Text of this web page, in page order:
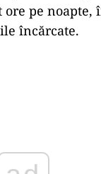
pe noapte,
încărcate.